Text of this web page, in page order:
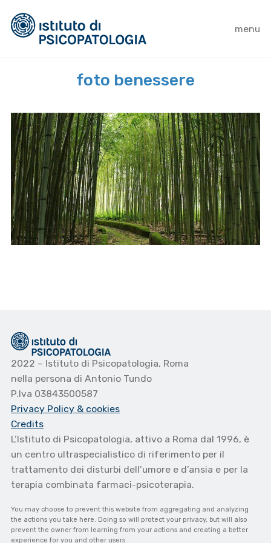
menu
foto benessere
2022 – Istituto di Psicopatologia, Roma
nella persona di Antonio Tundo
P.Iva 03843500587
Privacy Policy & cookies
Credits
L’Istituto di Psicopatologia, attivo a Roma dal 1996, è
un centro ultraspecialistico di riferimento per il
trattamento dei disturbi dell’umore e d’ansia e per la
terapia combinata farmaci-psicoterapia.
You may choose to prevent this website from aggregating and analyzing
the actions you take here. Doing so will protect your privacy, but will also
prevent the owner from learning from your actions and creating a better
experience for you and other users.